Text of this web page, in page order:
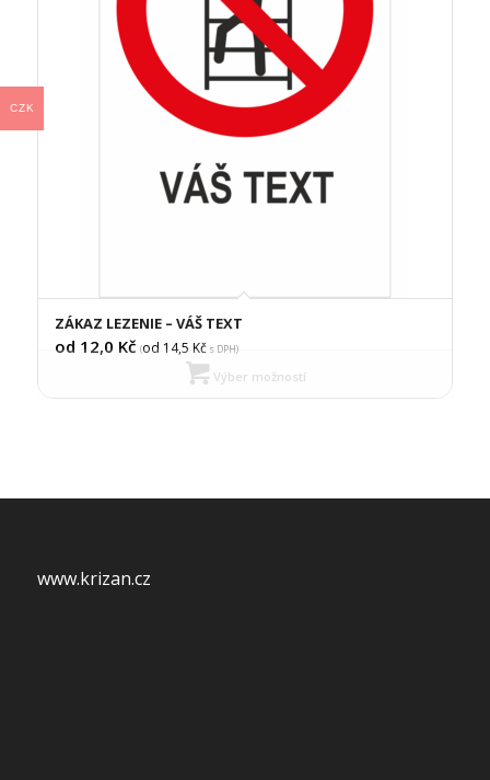
ZÁKAZ LEZENIE – VÁŠ TEXT
od 12,0 Kč (od 14,5 Kčs DPH)
Výber možností
www.krizan.cz
CZK